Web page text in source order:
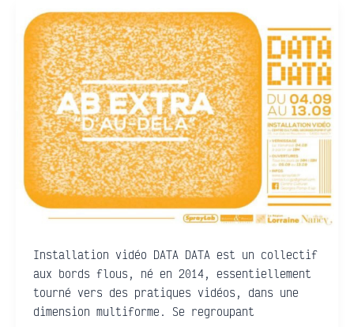
Installation vidéo DATA DATA est un collectif
aux bords flous, né en 2014, essentiellement
tourné vers des pratiques vidéos, dans une
dimension multiforme. Se regroupant
DATA
DATA
•
AB
extra
d’au-
delà